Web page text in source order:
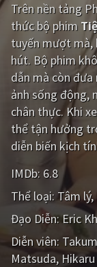
Bí ẩn
Viễn Tây
GameShow
QUỐC GIA
Âu - Mỹ
Hàn Quốc
Ấn Độ
Tổng hợp
CẬP NHẬT
Trên nền tảng
thức bộ phim
tuyến mượt mà,
hút. Bộ phim
dẫn mà còn
ảnh sống động,
chân thực. Khi
thể tận hưởng
diễn biến kịch
IMDb: 6.8
Thể loại:Tâm lý
Đạo Diễn:Eric
Diễn viên:
Matsuda